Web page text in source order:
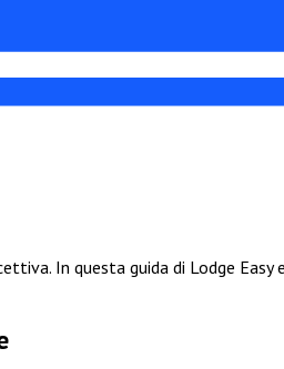
In questa guida di Lodge